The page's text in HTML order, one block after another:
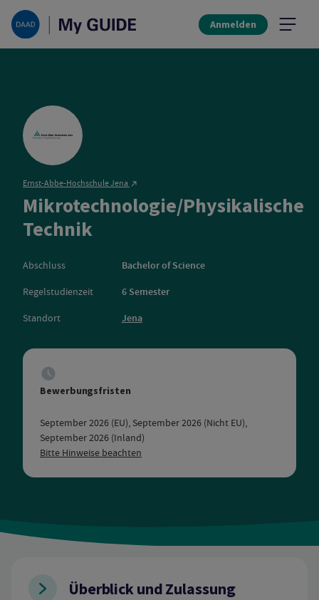
Anmelden
Ernst-Abbe-Hochschule Jena
Mikrotechnologie/Physikalische
TechnikErnst-Abbe-Hochschule
Abschluss Bachelor of Science
Regelstudienzeit 6 Semester
Standort Jena
Bewerbungsfristen
September 2026 (EU), September 2026 (Nicht EU),
September 2026 (Inland)
Bitte Hinweise beachten
Überblick und Zulassung